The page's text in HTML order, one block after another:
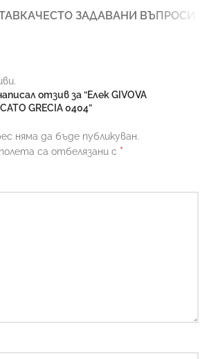
ЧЕСТО ЗАДАВАНИ ВЪПРОСИ
отзив за “Елек GIVOVA
GRECIA 0404”
няма да бъде публикуван.
са отбелязани с *